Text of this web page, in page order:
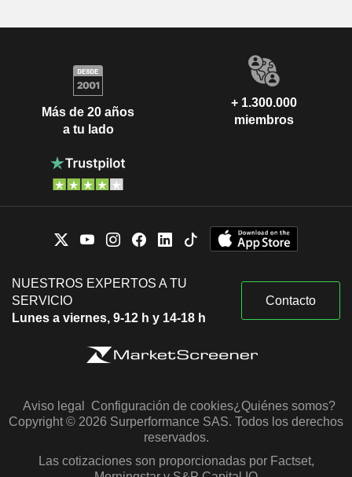
Más de 20 años
a tu lado
+ 1.300.000
miembros
NUESTROS EXPERTOS A TU
SERVICIO
Lunes a viernes, 9-12 h y 14-18 h
Contacto
Aviso legal Configuración de cookies¿Quiénes somos?
Copyright © 2026 Surperformance SAS. Todos los derechos
reservados.
Las cotizaciones son proporcionadas por Factset,